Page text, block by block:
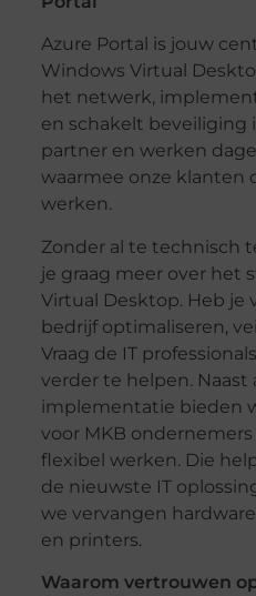
Azure Portal is jouw
Windows Virtual
het netwerk,
en schakelt beveiliging
partner en werken
waarmee onze klanten
werken.
Zonder al te technisch
je graag meer over het
Virtual Desktop. Heb je
bedrijf optimaliseren,
Vraag de IT
verder te helpen. Naast
implementatie bieden
voor MKB
flexibel werken. Die
de nieuwste IT
we vervangen hardware
en printers.
Waarom vertrouwen